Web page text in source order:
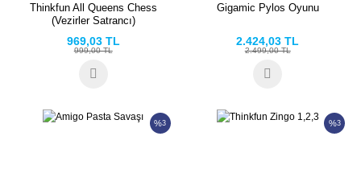
Thinkfun All Queens Chess
(Vezirler Satrancı)
969,03 TL
999,00 TL
Gigamic Pylos Oyunu
2.424,03 TL
2.499,00 TL
%3 %3